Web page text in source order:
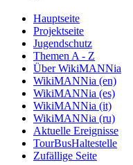
Hauptseite
Projektseite
Jugendschutz
Themen A - Z
Über WikiMANNia
WikiMANNia (en)
WikiMANNia (es)
WikiMANNia (it)
WikiMANNia (ru)
Aktuelle Ereignisse
TourBusHaltestelle
Zufällige Seite